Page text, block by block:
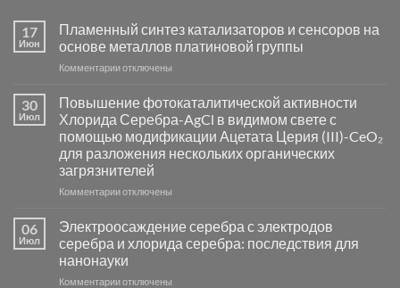
17
Июн
Пламенный синтез катализаторов и сенсоров на
основе металлов платиновой группы
Комментариик
Пламенный
синтез
катализаторов
и
сенсоров
на
основе
группы
отключены
30
Июл
Повышение фотокаталитической активности
Хлорида Серебра-AgCl в видимом свете с
помощью модификации Ацетата Церия (III)-CeO₂
для разложения нескольких органических
загрязнителей
Комментариик
фотокаталитической
активности
Хлорида
Серебра-
отключены
06
Июл
Электроосаждение серебра с электродов
серебра и хлорида серебра: последствия для
нанонауки
Комментариикотключены